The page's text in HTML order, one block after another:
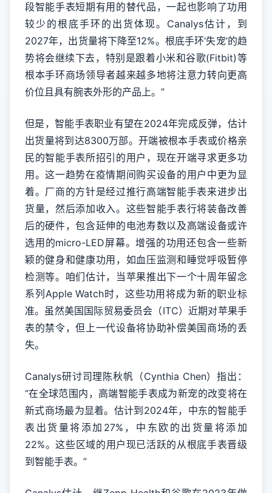
段智能手表短期有用的替代品，一起也影响了功用
较少的根底手环的出货体现。Canalys估计，到
2027年，出货量将下降至12%。根底手环‘失宠’的趋
势将会继续下去，特别是跟着小米和谷歌(Fitbit)等
根本手环商场领导者越来越多地将注意力转向更高
价位且具有腕表外形的产品上。”
但是，智能手表职业有望在2024年完成反弹，估计
出货量将到达8300万部。开端被根本手表或价格亲
民的智能手表所招引的用户，现在开端寻求更多功
用。这一趋势在疫情期间购买设备的用户中更为显
着。厂商的方针是经过推行高端智能手表来进步出
货量，然后添加收入。这些智能手表行将装备改善
后的硬件，包含延伸的电池寿数以及高端设备或许
选用的micro-LED屏幕。增强的功用还包含一些新
颖的健身和健康功用，如血压监测和睡觉呼吸暂停
检测等。咱们估计，当苹果推出下一个十周年留念
系列Apple Watch时，这些功用将成为新的职业标
准。虽然美国国际贸易委员会（ITC）近期对苹果手
表的禁令，但上一代设备将协助补偿美国商场的丢
失。
Canalys研讨司理陈秋帆（Cynthia Chen）指出：
“在全球范围内，高端智能手表成为新宠的改变将在
新式商场最为显着。估计到2024年，中东的智能手
表出货量将添加27%，中东欧的出货量将添加
22%。这些区域的用户现已活跃的从根底手表晋级
到智能手表。”